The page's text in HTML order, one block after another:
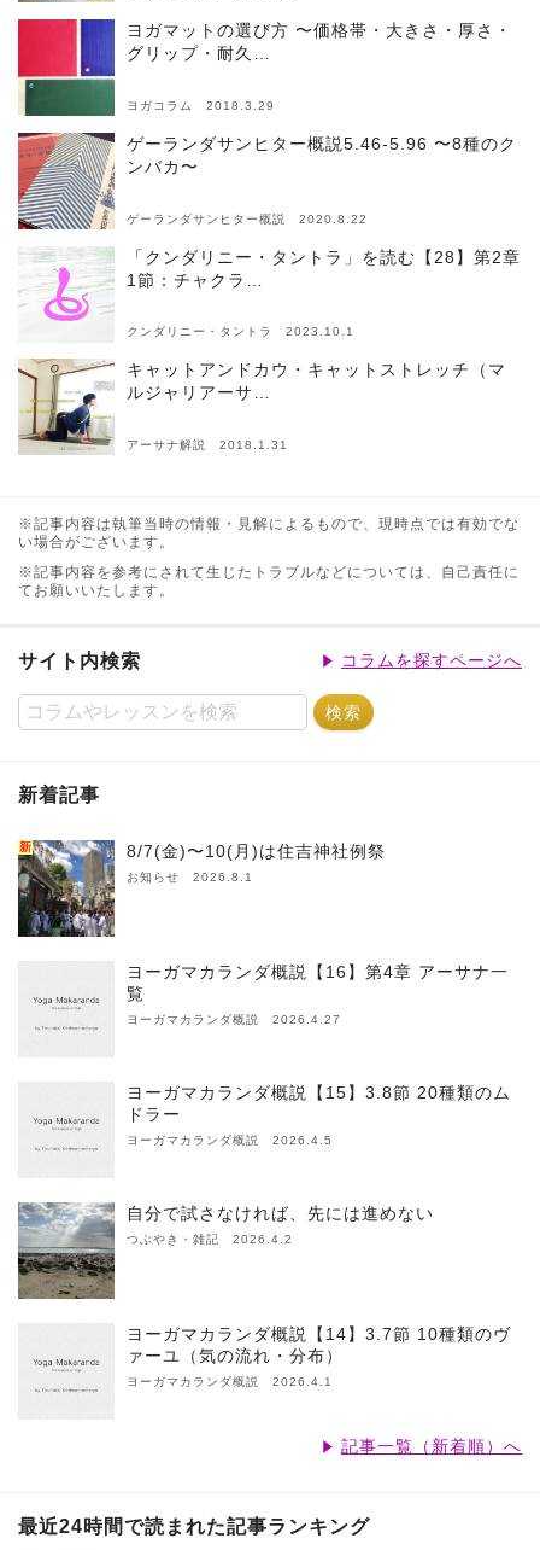
ヨガマットの選び方 〜価格帯・大きさ・厚さ・
グリップ・耐久…
ヨガコラム 2018.3.29
ゲーランダサンヒター概説5.46-5.96 〜8種のク
ンバカ〜
ゲーランダサンヒター概説 2020.8.22
「クンダリニー・タントラ」を読む【28】第2章
1節：チャクラ…
クンダリニー・タントラ 2023.10.1
キャットアンドカウ・キャットストレッチ（マ
ルジャリアーサ…
アーサナ解説 2018.1.31
※記事内容は執筆当時の情報・見解によるもので、現時点では有効でな
い場合がございます。
※記事内容を参考にされて生じたトラブルなどについては、自己責任に
てお願いいたします。
サイト内検索 コラムを探すページへ
新着記事
新 8/7(金)〜10(月)は住吉神社例祭
お知らせ 2026.8.1
ヨーガマカランダ概説【16】第4章 アーサナ一
覧
ヨーガマカランダ概説 2026.4.27
ヨーガマカランダ概説【15】3.8節 20種類のム
ドラー
ヨーガマカランダ概説 2026.4.5
自分で試さなければ、先には進めない
つぶやき・雑記 2026.4.2
ヨーガマカランダ概説【14】3.7節 10種類のヴ
ァーユ（気の流れ・分布）
ヨーガマカランダ概説 2026.4.1
記事一覧（新着順）へ
最近24時間で読まれた記事ランキング